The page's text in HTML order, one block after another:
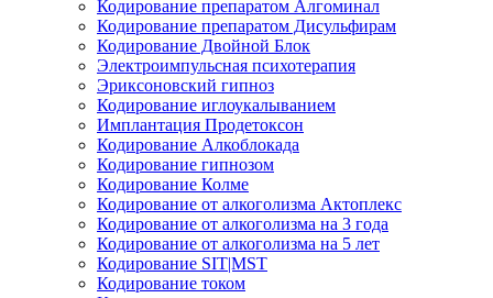
Кодирование препаратом Алгоминал
Кодирование препаратом Дисульфирам
Кодирование Двойной Блок
Электроимпульсная психотерапия
Эриксоновский гипноз
Кодирование иглоукалыванием
Имплантация Продетоксон
Кодирование Алкоблокада
Кодирование гипнозом
Кодирование Колме
Кодирование от алкоголизма Актоплекс
Кодирование от алкоголизма на 3 года
Кодирование от алкоголизма на 5 лет
Кодирование SIT|MST
Кодирование током